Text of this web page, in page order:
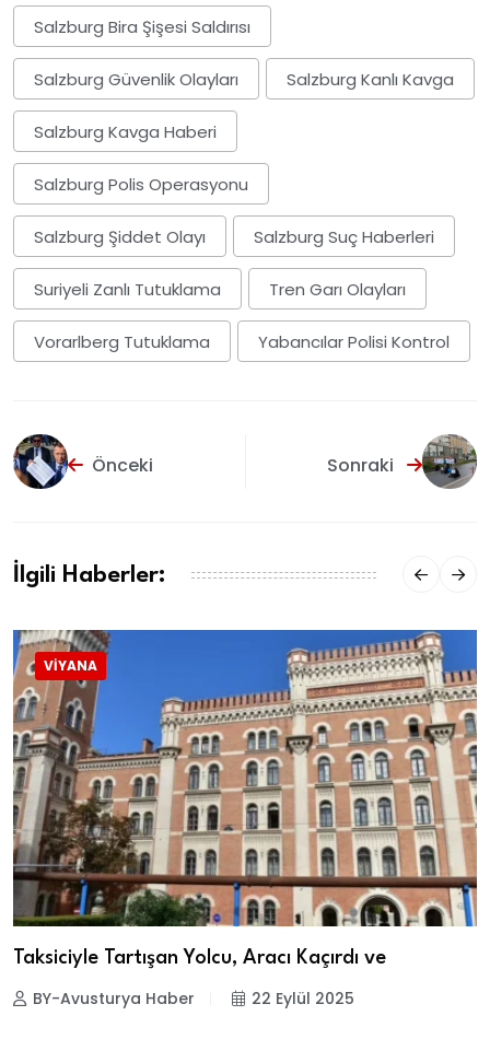
Salzburg Bira Şişesi Saldırısı
Salzburg Güvenlik Olayları Salzburg Kanlı Kavga
Salzburg Kavga Haberi
Salzburg Polis Operasyonu
Salzburg Şiddet Olayı Salzburg Suç Haberleri
Suriyeli Zanlı Tutuklama Tren Garı Olayları
Vorarlberg Tutuklama Yabancılar Polisi Kontrol
Önceki Sonraki
İlgili Haberler:
VIYANA
Taksiciyle Tartışan Yolcu, Aracı Kaçırdı ve
BY-Avusturya Haber 22 Eylül 2025